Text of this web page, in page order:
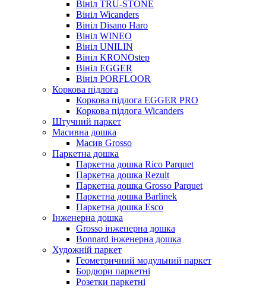
Вініл TRU-STONE
Вініл Wicanders
Вініл Disano Haro
Вініл WINEO
Вініл UNILIN
Вініл KRONOstep
Вініл EGGER
Вініл PORFLOOR
Коркова підлога
Коркова підлога EGGER PRO
Коркова підлога Wicanders
Штучний паркет
Масивна дошка
Масив Grosso
Паркетна дошка
Паркетна дошка Rico Parquet
Паркетна дошка Rezult
Паркетна дошка Grosso Parquet
Паркетна дошка Barlinek
Паркетна дошка Esco
Інженерна дошка
Grosso інженерна дошка
Bonnard інженерна дошка
Художній паркет
Геометричний модульний паркет
Бордюри паркетні
Розетки паркетні